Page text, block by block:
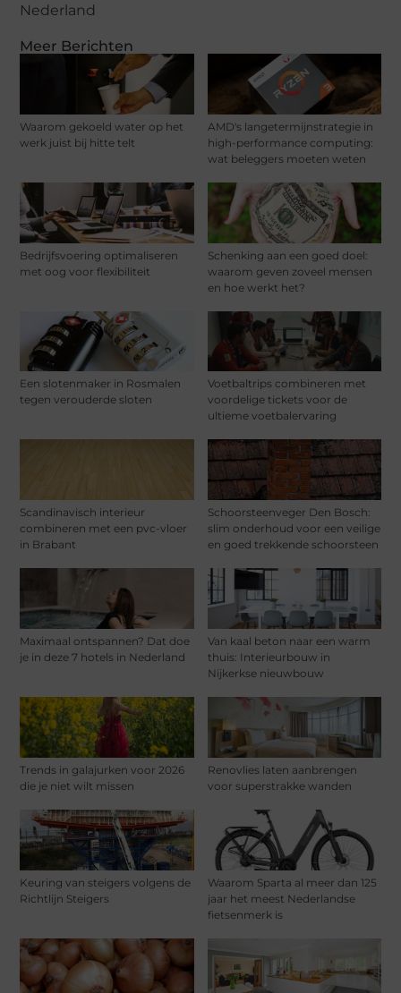
Meer Berichten
Waarom gekoeld water op het
werk juist bij hitte telt
AMD's langetermijnstrategie in
high-performance computing:
wat beleggers moeten weten
Bedrijfsvoering optimaliseren
met oog voor flexibiliteit
Schenking aan een goed doel:
waarom geven zoveel mensen
en hoe werkt het?
Een slotenmaker in Rosmalen
tegen verouderde sloten
Voetbaltrips combineren met
voordelige tickets voor de
ultieme voetbalervaring
Scandinavisch interieur
combineren met een pvc-vloer
in Brabant
Schoorsteenveger Den Bosch:
slim onderhoud voor een veilige
en goed trekkende schoorsteen
Maximaal ontspannen? Dat doe
je in deze 7 hotels in Nederland
Van kaal beton naar een warm
thuis: Interieurbouw in
Nijkerkse nieuwbouw
Trends in galajurken voor 2026
die je niet wilt missen
Renovlies laten aanbrengen
voor superstrakke wanden
Keuring van steigers volgens de
Richtlijn Steigers
Waarom Sparta al meer dan 125
jaar het meest Nederlandse
fietsenmerk is
Nederland